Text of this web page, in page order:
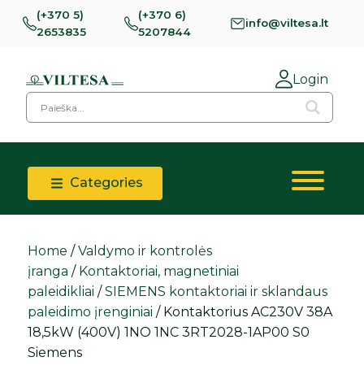
(+370 5)
2653835
(+370 6)
5207844
info@viltesa.lt
Login
Categories
Home /Valdymo ir kontrolės
įranga / Kontaktoriai, magnetiniai
paleidikliai /SIEMENS kontaktoriai ir sklandaus
paleidimo įrenginiai / Kontaktorius AC230V 38A
18,5kW (400V) 1NO 1NC 3RT2028-1AP00 S0
Siemens